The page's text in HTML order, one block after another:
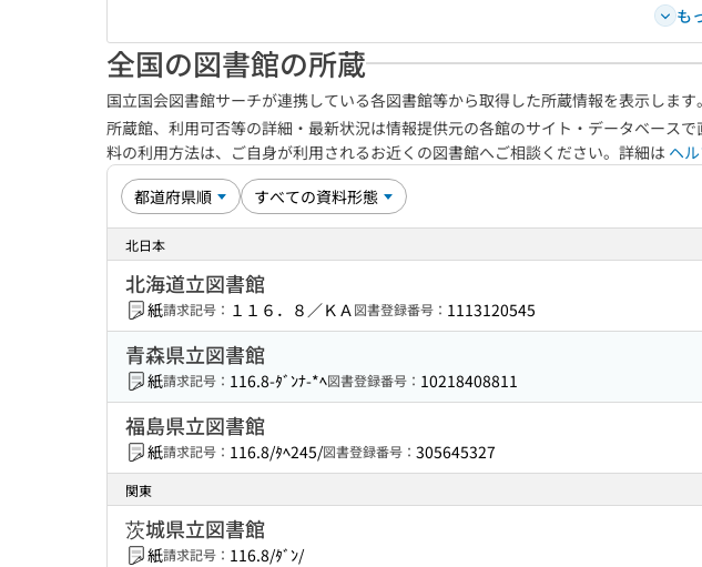
も
全国の図書館の所蔵
国立国会図書館サーチが連携している各図書館等から取得した所蔵情報を表示します。
所蔵館、利用可否等の詳細・最新状況は情報提供元の各館のサイト・データベース
料の利用方法は、ご自身が利用されるお近くの図書館へご相談ください。詳細は ヘ
北日本
北海道立図書館
紙請求記号： １１６．８／ＫＡ図書登録番号： 1113120545
青森県立図書館
紙請求記号： 116.8-ﾀﾞﾝﾅ-*ﾍ図書登録番号： 10218408811
福島県立図書館
紙請求記号： 116.8/ﾀﾍ245/図書登録番号： 305645327
関東
茨城県立図書館
紙請求記号： 116.8/ﾀﾞﾝ/